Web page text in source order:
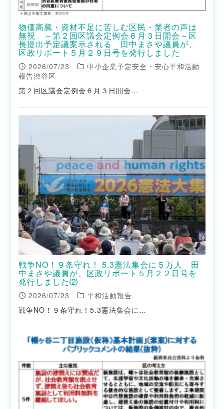
物価高騰・資材不足に苦しむ区民・業者の声は
無視 ～第２回区議会定例会６月３日開会～区
長提出予定議案示される 田中まさや議員が、
区政リポート５月２９日号を発行しました
2026/07/23
中小企業予定安全・安心平和活動
報告渋谷区
第２回区議会定例会６月３日開会…
戦争NO！９条守れ！ 5.3憲法集会に５万人 田
中まさや議員が、区政リポート５月２２日号を
発行しました⑵
2026/07/23
平和活動報告
戦争NO！９条守れ！5.3憲法集会に…